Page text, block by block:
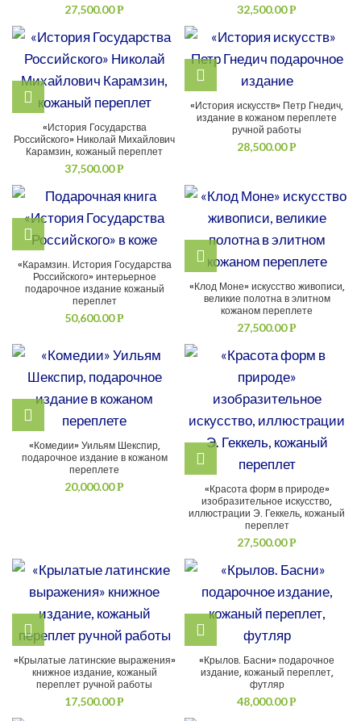
27,500.00Р
32,500.00Р
«История Государства
Российского» Николай Михайлович
Карамзин, кожаный переплет
37,500.00Р
«История искусств» Петр Гнедич,
издание в кожаном переплете
ручной работы
28,500.00Р
«Карамзин. История Государства
Российского» интерьерное
подарочное издание кожаный
переплет
50,600.00Р
«Клод Моне» искусство живописи,
великие полотна в элитном
кожаном переплете
27,500.00Р
«Комедии» Уильям Шекспир,
подарочное издание в кожаном
переплете
20,000.00Р
«Красота форм в природе»
изобразительное искусство,
иллюстрации Э. Геккель, кожаный
переплет
27,500.00Р
«Крылатые латинские выражения»
книжное издание, кожаный
переплет ручной работы
17,500.00Р
«Крылов. Басни» подарочное
издание, кожаный переплет,
футляр
48,000.00Р